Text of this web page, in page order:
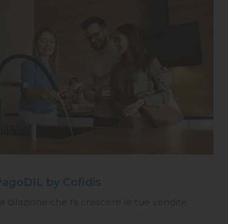
by Cofidis
dilazione che fa crescere le tue vendite